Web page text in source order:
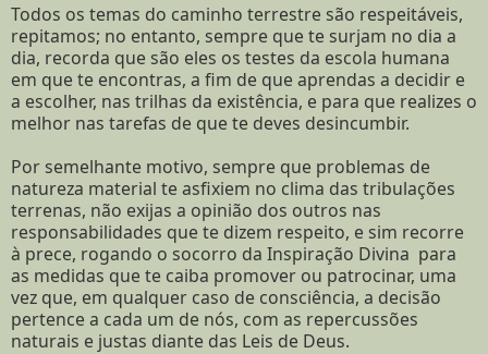
Todos os temas do caminho terrestre são respeitáveis,
repitamos; no entanto, sempre que te surjam no dia a
dia, recorda que são eles os testes da escola humana
em que te encontras, a fim de que aprendas a decidir e
a escolher, nas trilhas da existência, e para que realizes o
melhor nas tarefas de que te deves desincumbir.
Por semelhante motivo, sempre que problemas de
natureza material te asfixiem no clima das tribulações
terrenas, não exijas a opinião dos outros nas
responsabilidades que te dizem respeito, e sim recorre
à prece, rogando o socorro da Inspiração Divina para
as medidas que te caiba promover ou patrocinar, uma
vez que, em qualquer caso de consciência, a decisão
pertence a cada um de nós, com as repercussões
naturais e justas diante das Leis de Deus.